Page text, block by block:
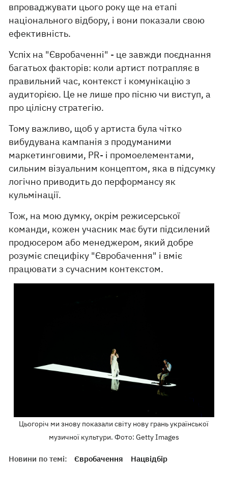
впроваджувати цього року ще на етапі
національного відбору, і вони показали свою
ефективність.
Успіх на "Євробаченні" - це завжди поєднання
багатьох факторів: коли артист потрапляє в
правильний час, контекст і комунікацію з
аудиторією. Це не лише про пісню чи виступ, а
про цілісну стратегію.
Тому важливо, щоб у артиста була чітко
вибудувана кампанія з продуманими
маркетинговими, PR- і промоелементами,
сильним візуальним концептом, яка в підсумку
логічно приводить до перформансу як
кульмінації.
Тож, на мою думку, окрім режисерської
команди, кожен учасник має бути підсилений
продюсером або менеджером, який добре
розуміє специфіку "Євробачення" і вміє
працювати з сучасним контекстом.
Цьогоріч ми знову показали світу нову грань української
музичної культури. Фото: Getty Images
Новини по темі: Євробачення Нацвідбір